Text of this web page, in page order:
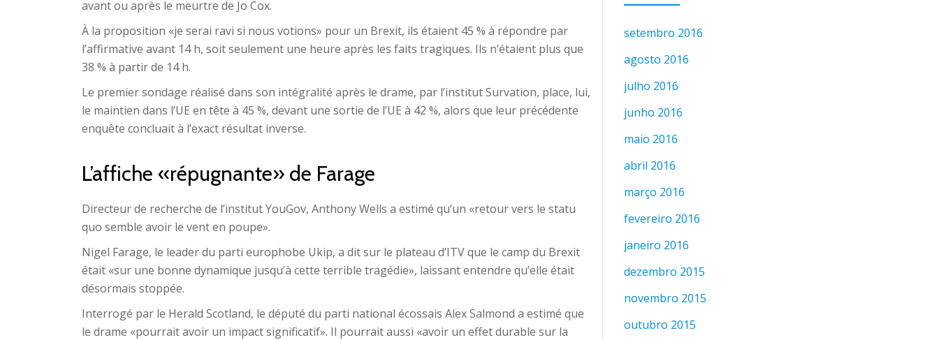
avant ou après le meurtre de Jo Cox.
À la proposition «je serai ravi si nous votions» pour un Brexit, ils étaient 45 % à répondre par
l’affirmative avant 14 h, soit seulement une heure après les faits tragiques. Ils n’étaient plus que
38 % à partir de 14 h.
Le premier sondage réalisé dans son intégralité après le drame, par l’institut Survation, place, lui,
le maintien dans l’UE en tête à 45 %, devant une sortie de l’UE à 42 %, alors que leur précédente
enquête concluait à l’exact résultat inverse.
L’affiche «répugnante» de Farage
Directeur de recherche de l’institut YouGov, Anthony Wells a estimé qu’un «retour vers le statu
quo semble avoir le vent en poupe».
Nigel Farage, le leader du parti europhobe Ukip, a dit sur le plateau d’ITV que le camp du Brexit
était «sur une bonne dynamique jusqu’à cette terrible tragédie», laissant entendre qu’elle était
désormais stoppée.
Interrogé par le Herald Scotland, le député du parti national écossais Alex Salmond a estimé que
le drame «pourrait avoir un impact significatif». Il pourrait aussi «avoir un effet durable sur la
setembro 2016
agosto 2016
julho 2016
junho 2016
maio 2016
abril 2016
março 2016
fevereiro 2016
janeiro 2016
dezembro 2015
novembro 2015
outubro 2015